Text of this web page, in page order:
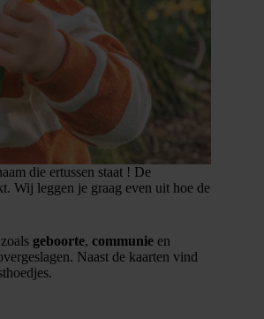
die ertussen staat ! De
Wij leggen je graag even uit hoe de
geboorte, communie en
Naast de kaarten vind